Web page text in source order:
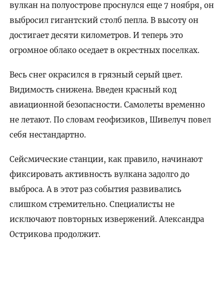
вулкан на полуострове проснулся еще 7 ноября, он
выбросил гигантский столб пепла. В высоту он
достигает десяти километров. И теперь это
огромное облако оседает в окрестных поселках.
Весь снег окрасился в грязный серый цвет.
Видимость снижена. Введен красный код
авиационной безопасности. Самолеты временно
не летают. По словам геофизиков, Шивелуч повел
себя нестандартно.
Сейсмические станции, как правило, начинают
фиксировать активность вулкана задолго до
выброса. А в этот раз события развивались
слишком стремительно. Специалисты не
исключают повторных извержений. Александра
Острикова продолжит.